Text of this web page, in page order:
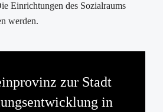
Einrichtungen des Sozialraums
werden.
zur Stadt
in